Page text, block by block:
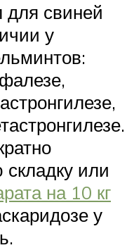
для свиней
у
или
на 10 кг
у